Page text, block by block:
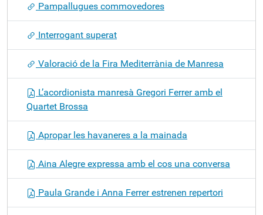
Pampallugues commovedores
Interrogant superat
Valoració de la Fira Mediterrània de Manresa
L’acordionista manresà Gregori Ferrer amb el
Quartet Brossa
Apropar les havaneres a la mainada
Aina Alegre expressa amb el cos una conversa
Paula Grande i Anna Ferrer estrenen repertori